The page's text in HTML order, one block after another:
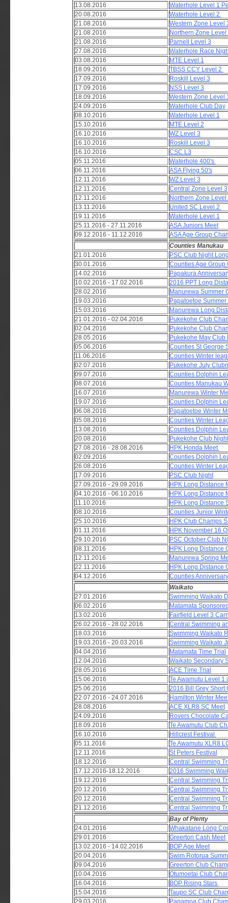
13.08.2016
Waterhole Level 1
20.08.2016
Waterhole Level 2
21.08.2016
Western Zone Level
21.08.2016
Northern Zone Level
21.08.2016
Parnell Level 3
27.08.2016
Waterhole Race
03.08.2016
MTE Level 1
18.09.2016
TBSS CCY Level 2
17.09.2016
Roskill Level 3
17.09.2016
NSS Level 3
18.09.2016
Western Zone Level
24.09.2016
Waterhole Club Day
08.10.2016
Waterhole Level 1
15.10.2016
MTE Level 2
16.10.2016
WZ Level 3
16.10.2016
Roskill Level 3
16.10.2016
CSC L3
05.11.2016
Waterhole 400's
06.11.2016
ASA Flying 50's
12.11.2016
WZ Level 3
12.11.2016
Central Zone Level 3
12.11.2016
Northern Zone Level
13.11.2016
United SC Level 2
19.11.2016
Waterhole Level 1
25.11.2016 - 27.11.2016
ASA Juniors Meet
09.12.2016 - 11.12.2016
ASA Age Group
Counties Manukau
21.01.2016
PSC Club Night
30.01.2016
Counties Age Group
14.02.2016
Papakura
10.02.2016 - 17.02.2016
2016 PPT Long
28.02.2016
Manurewa Summer
19.03.2016
Papatoetoe
15.03.2016
Manurewa Long
21.01.2016 - 02.04.2016
Pukekohe Club
02.04.2016
Pukekohe Club
28.05.2016
Pukekohe May Club
05.06.2016
Counties St George
11.06.2016
Counties Winter
02.07.2016
Pukekohe July
09.07.2016
Counties Dolphin
08.07.2016
Counties Manukau
16.07.2016
Manurewa Winter
19.07.2016
Counties Dolphin
06.08.2016
Papatoetoe Winter
05.08.2016
Counties Winter
13.08.2016
Counties Dolphin
20.08.2016
Pukekohe Club
27.08.2016 - 28.08.2016
HPK Honda Meet
02.09.2016
Counties Dolphin
26.08.2016
Counties Winter
17.09.2016
PSC Club Night
27.09.2016 - 29.09.2016
HPK Long Distance
04.10.2016 - 06.10.2016
HPK Long Distance
11.10.2016
HPK Long Distance
08.10.2016
Counties Junior
25.10.2016
HPK Club Champs
01.11.2016
HPK November 16
29.10.2016
PSC October Club
08.11.2016
HPK Long Distance
12.11.2016
Manurewa Spring
22.11.2016
HPK Long Distance
04.12.2016
Counties
Waikato
27.01.2016
Swimming Waikato
06.02.2016
Matamata
13.02.2016
Fairfield Level 3
26.02.2016 - 28.02.2016
Central Swimming
18.03.2016
Swimming Waikato
19.03.2016 - 20.03.2016
Swimming Waikato
04.04.2016
Matamata Time Trial
12.04.2016
Waikato Secondary
28.05.2016
ACE Time Trial
15.06.2016
Te Awamutu Level 1
25.06.2016
2016 Bill Grey Short
22.07.2016 - 24.07.2016
Hamilton Winter
28.08.2016
ACE XLR8 SC Meet
24.09.2016
Rovers Chocolate
18.09.2016
Te Awamutu Club
16.10.2016
Hillcrest Festival
05.11.2016
Te Awamutu XLR8
12.11.2016
St Peters Festival
18.12.2016
Central Swimming
17.12.2016-18.12.2016
2016 Swimming
19.12.2016
Central Swimming
20.12.2016
Central Swimming
20.12.2016
Central Swimming
21.12.2016
Central Swimming
Bay of Plenty
24.01.2016
Whakatane Long
29.01.2016
Greerton Cash Meet
13.02.2016 - 14.02.2016
BOP Age Meet
20.04.2016
Swim Rotorua
09.04.2016
Greerton Club
10.04.2016
Otumoetai Club
16.04.2016
BOP Rising Stars
15.04.2016
Taupo SC Club
29.03.2016
Papamoa Club